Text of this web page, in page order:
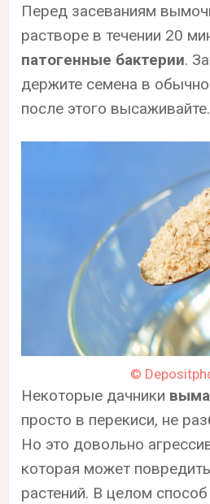
Перед засеваниям
растворе в течении 20
патогенные бактерии.
держите семена в
после этого высаживайте.
©
Некоторые дачники
просто в перекиси, не
Но это довольно
которая может
растений. В целом